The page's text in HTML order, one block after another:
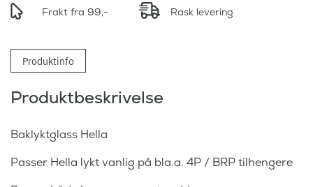
Frakt fra 99,- Rask levering
Produktinfo
Produktbeskrivelse
Baklyktglass Hella
Passer Hella lykt vanlig på bla.a. 4P / BRP tilhengere